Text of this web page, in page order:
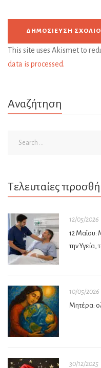
This site uses Akismet to
data is processed.
Αναζήτηση
Τελευταίες
12/05/2026
12 Μαΐου:
την
10/05/2026
Μητέρα:
30/12/2025